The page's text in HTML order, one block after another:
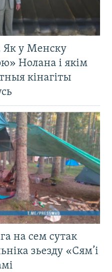
Як у Менску
Нолана і якім
кінагіты
на сем сутак
зьезду «Сям’і